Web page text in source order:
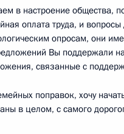
года, 14:15 Москва, Кремль
года, четверг
группой по
в настроение общества,
оплата труда, и
опросам, они
Вы поддержали
связанные с
поправок, хочу
в целом, с самого